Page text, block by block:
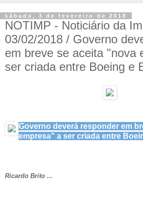
sábado, 3 de fevereiro de 2018
NOTIMP - Noticiário da
03/02/2018 / Governo
em breve se aceita "nova
ser criada entre Boeing e
Governo deverá responder em
empresa" a ser criada entre
Ricardo Brito ...